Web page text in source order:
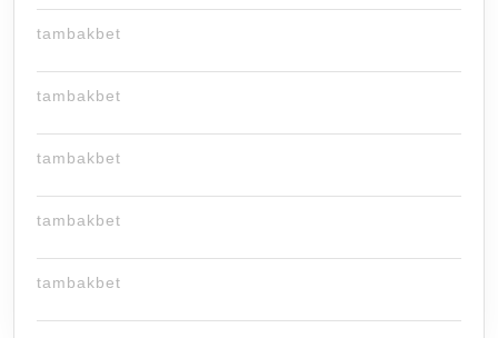
tambakbet
tambakbet
tambakbet
tambakbet
tambakbet